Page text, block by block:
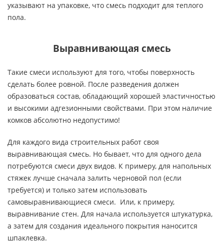
указывают на упаковке, что смесь подходит для теплого
пола.
Выравнивающая смесь
Такие смеси используют для того, чтобы поверхность
сделать более ровной. После разведения должен
образоваться состав, обладающий хорошей эластичностью
и высокими адгезионными свойствами. При этом наличие
комков абсолютно недопустимо!
Для каждого вида строительных работ своя
выравнивающая смесь. Но бывает, что для одного дела
потребуются смеси двух видов. К примеру, для напольных
стяжек лучше сначала залить черновой пол (если
требуется) и только затем использовать
самовыравнивающиеся смеси. Или, к примеру,
выравнивание стен. Для начала используется штукатурка,
а затем для создания идеального покрытия наносится
шпаклевка.